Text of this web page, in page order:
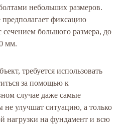
небольших размеров.
фиксацию
большого размера, до
мм.
требуется использовать
за помощью к
случае даже самые
не улучшат ситуацию, а только
нагрузки на фундамент и всю